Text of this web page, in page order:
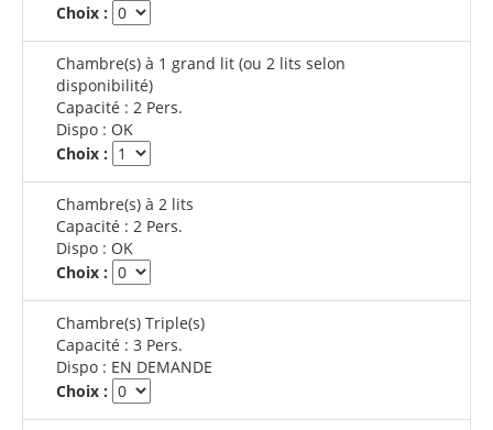
Choix :
Chambre(s) à 1 grand lit (ou 2 lits selon
disponibilité)
Capacité : 2 Pers.
Dispo : OK
Choix :
Chambre(s) à 2 lits
Capacité : 2 Pers.
Dispo : OK
Choix :
Chambre(s) Triple(s)
Capacité : 3 Pers.
Dispo : EN DEMANDE
Choix :